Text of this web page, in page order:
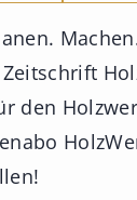
den